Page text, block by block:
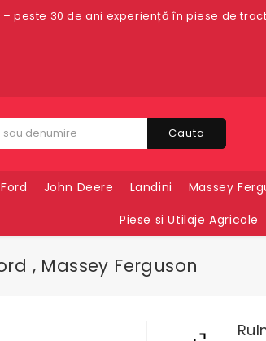
– peste 30 de ani experiență în piese de
Cauta
Ford John Deere Landini Massey
Piese si Utilaje Agricole
, Massey Ferguson